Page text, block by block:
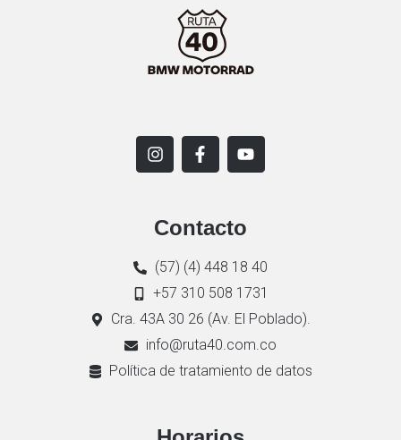
Contacto
(57) (4) 448 18 40
+57 310 508 1731
Cra. 43A 30 26 (Av. El Poblado).
info@ruta40.com.co
Política de tratamiento de datos